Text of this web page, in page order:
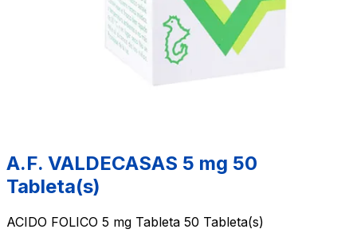
A.F. VALDECASAS 5 mg 50
Tableta(s)
ACIDO FOLICO 5 mg Tableta 50 Tableta(s)